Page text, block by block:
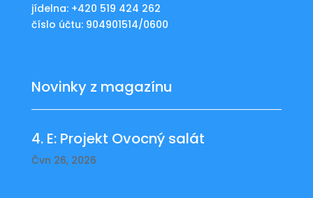
jídelna: +420 519 424 262
číslo účtu: 904901514/0600
Novinky z magazínu
4. E: Projekt Ovocný salát
Čvn 26, 2026